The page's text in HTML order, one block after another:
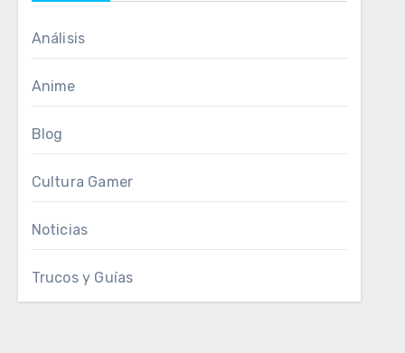
Análisis
Anime
Blog
Cultura Gamer
Noticias
Trucos y Guías